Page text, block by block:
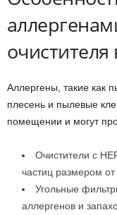
очистителя
Аллергены, такие как
плесень и пылевые
помещении и могут
Очистители с
частиц размером от
Угольные
аллергенов и